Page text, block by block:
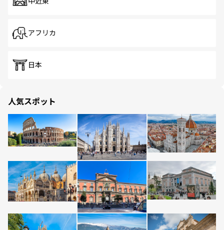
アフリカ
日本
人気スポット